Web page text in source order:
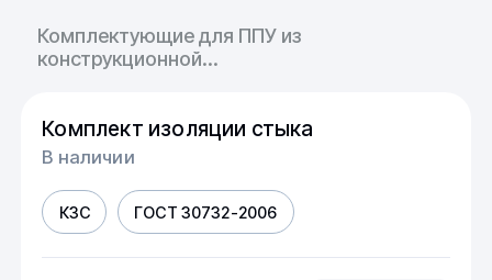
Комплектующие для ППУ из
конструкционной...
Комплект изоляции стыка
В наличии
КЗС ГОСТ 30732-2006